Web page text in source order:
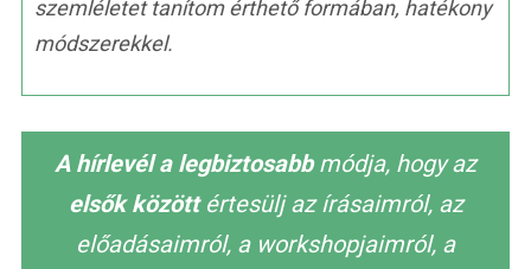
szemléletet tanítom érthető formában, hatékony
módszerekkel.
A hírlevél a legbiztosabbmódja, hogy az
elsők közöttértesülj az írásaimról, az
előadásaimról, a workshopjaimról, a